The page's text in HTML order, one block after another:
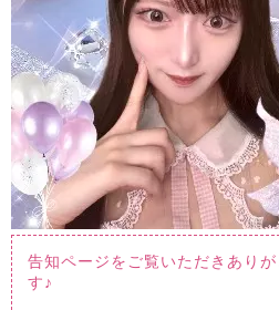
告知ページをご覧いただきあり
す♪